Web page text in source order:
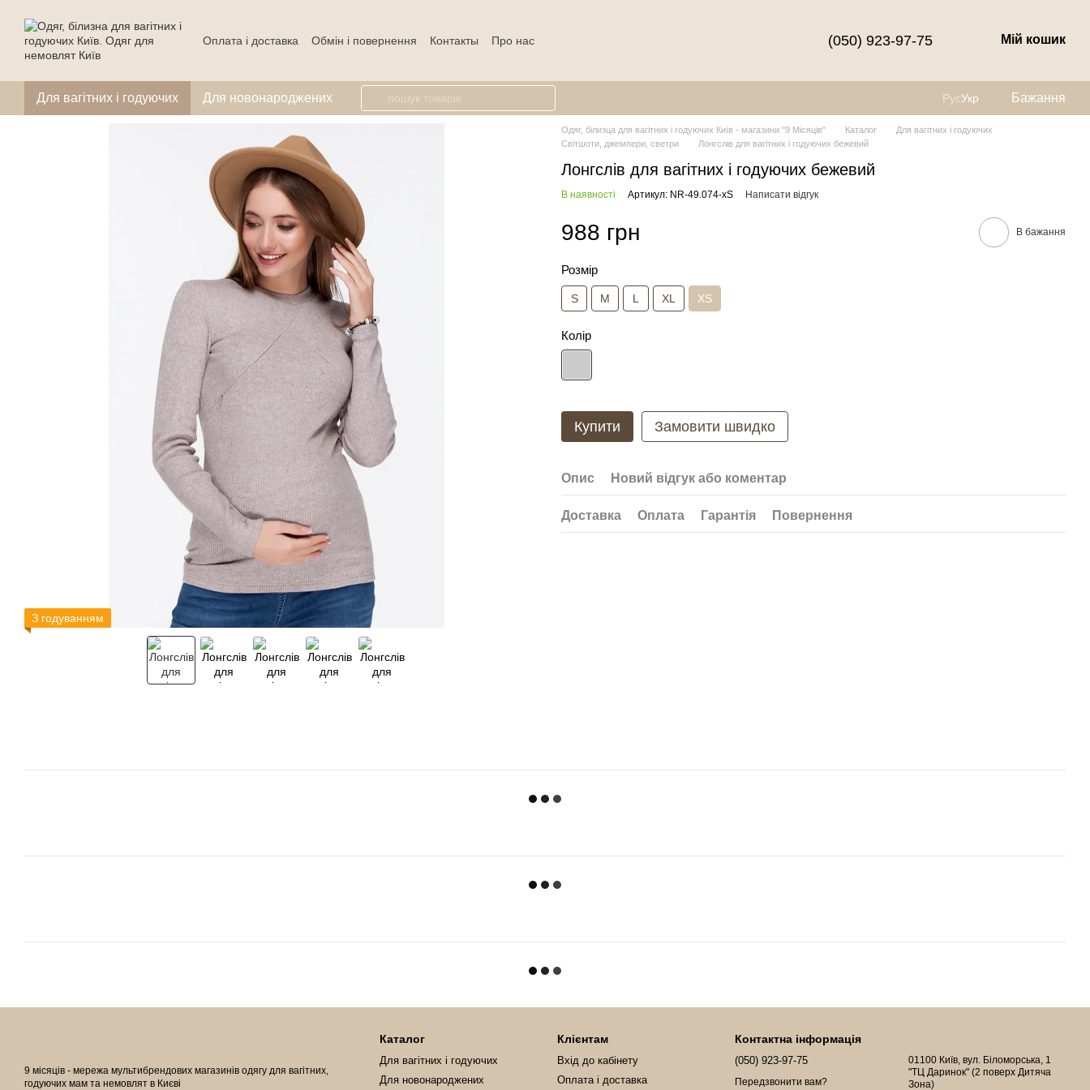
Оплата і доставка Обмін і повернення Контакты Про нас (050) 923-97-75 Мій кошик
Для вагітних і годуючих Для новонароджених РусУкр Бажання
З годуванням
Одяг, білизца для вагітних і годуючих Київ - магазини "9 Місяців" Каталог
Для вагітних і годуючих
Світшоти, джемпери, светри
Лонгслiв для вагітних і годуючих бежевий
Лонгслiв для вагітних і годуючих бежевий
В наявності Артикул: NR-49.074-xS Написати відгук
988 грн В бажання
Розмір
S M L XL XS
Колір
Купити Замовити швидко
Опис Новий відгук або коментар
Доставка Оплата Гарантія Повернення
9 місяців - мережа мультибрендових магазинів одягу для вагітних,
годуючих мам та немовлят в Києві
Каталог
Для вагітних і годуючих
Для новонароджених
Клієнтам
Вхід до кабінету
Оплата і доставка
Контактна інформація
(050) 923-97-75
Передзвонити вам?
01100 Київ, вул. Біломорська, 1
"ТЦ Даринок" (2 поверх Дитяча
Зона)